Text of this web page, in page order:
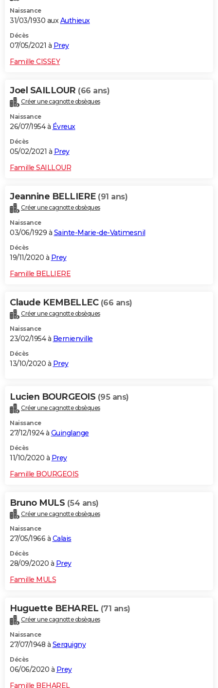
Naissance
31/03/1930 auxAuthieux
Décès
07/05/2021 à Prey
Famille CISSEY
Joel SAILLOUR (66 ans)
Créer une cagnotte obsèques
Naissance
26/07/1954 à Évreux
Décès
05/02/2021 à Prey
Famille SAILLOUR
Jeannine BELLIERE (91 ans)
Créer une cagnotte obsèques
Naissance
03/06/1929 à Sainte-Marie-de-Vatimesnil
Décès
19/11/2020 à Prey
Famille BELLIERE
Claude KEMBELLEC (66 ans)
Créer une cagnotte obsèques
Naissance
23/02/1954 à Bernienville
Décès
13/10/2020 à Prey
Lucien BOURGEOIS (95 ans)
Créer une cagnotte obsèques
Naissance
27/12/1924 à Guinglange
Décès
11/10/2020 à Prey
Famille BOURGEOIS
Bruno MULS (54 ans)
Créer une cagnotte obsèques
Naissance
27/05/1966 à Calais
Décès
28/09/2020 à Prey
Famille MULS
Huguette BEHAREL (71 ans)
Créer une cagnotte obsèques
Naissance
27/07/1948 à Serquigny
Décès
06/06/2020 à Prey
Famille BEHAREL